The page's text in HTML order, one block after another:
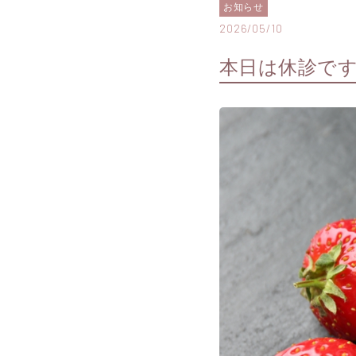
お知らせ
2026/05/10
本日は休診で